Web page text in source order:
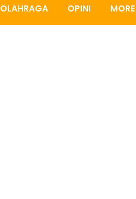
OLAHRAGA OPINI MORE